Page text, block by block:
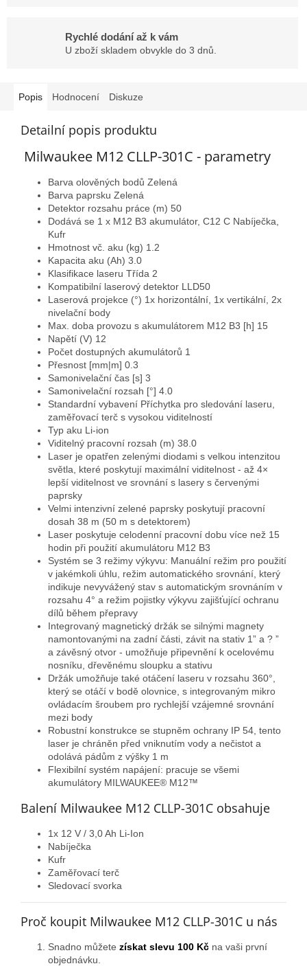
Rychlé dodání až k vám
U zboží skladem obvykle do 3 dnů.
Popis Hodnocení Diskuze
Detailní popis produktu
Milwaukee M12 CLLP-301C - parametry
Barva olověných bodů Zelená
Barva paprsku Zelená
Detektor rozsahu práce (m) 50
Dodává se 1 x M12 B3 akumulátor, C12 C Nabíječka,
Kufr
Hmotnost vč. aku (kg) 1.2
Kapacita aku (Ah) 3.0
Klasifikace laseru Třída 2
Kompatibilní laserový detektor LLD50
Laserová projekce (°) 1x horizontální, 1x vertikální, 2x
nivelační body
Max. doba provozu s akumulátorem M12 B3 [h] 15
Napětí (V) 12
Počet dostupných akumulátorů 1
Přesnost [mm|m] 0.3
Samonivelační čas [s] 3
Samonivelační rozsah [°] 4.0
Standardní vybavení Příchytka pro sledování laseru,
zaměřovací terč s vysokou viditelností
Typ aku Li-ion
Viditelný pracovní rozsah (m) 38.0
Laser je opatřen zelenými diodami s velkou intenzitou
světla, které poskytují maximální viditelnost - až 4×
lepší viditelnost ve srovnání s lasery s červenými
paprsky
Velmi intenzivní zelené paprsky poskytují pracovní
dosah 38 m (50 m s detektorem)
Laser poskytuje celodenní pracovní dobu více než 15
hodin při použití akumulátoru M12 B3
Systém se 3 režimy výkyvu: Manuální režim pro použití
v jakémkoli úhlu, režim automatického srovnání, který
indikuje nevyvážený stav s automatickým srovnáním v
rozsahu 4° a režim pojistky výkyvu zajišťující ochranu
dílů během přepravy
Integrovaný magnetický držák se silnými magnety
namontovanými na zadní části, závit na stativ 1” a ? ”
a závěsný otvor - umožňuje připevnění k ocelovému
nosníku, dřevěnému sloupku a stativu
Držák umožňuje také otáčení laseru v rozsahu 360°,
který se otáčí v bodě olovnice, s integrovaným mikro
ovládacím šroubem pro rychlejší vzájemné srovnání
mezi body
Robustní konstrukce se stupněm ochrany IP 54, tento
laser je chráněn před vniknutím vody a nečistot a
odolává pádům z výšky 1 m
Flexibilní systém napájení: pracuje se všemi
akumulátory MILWAUKEE® M12™
Balení Milwaukee M12 CLLP-301C obsahuje
1x 12 V / 3,0 Ah Li-Ion
Nabíječka
Kufr
Zaměřovací terč
Sledovací svorka
Proč koupit Milwaukee M12 CLLP-301C u nás
Snadno můžete získat slevu 100 Kč na vaši první
objednávku.